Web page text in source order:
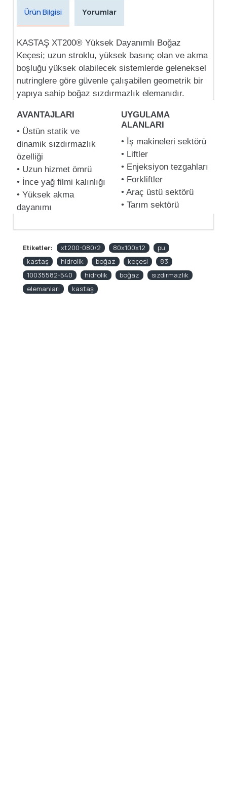
Ürün Bilgisi Yorumlar
KASTAŞ XT200® Yüksek Dayanımlı Boğaz
Keçesi; uzun stroklu, yüksek basınç olan ve akma
boşluğu yüksek olabilecek sistemlerde geleneksel
nutringlere göre güvenle çalışabilen geometrik bir
yapıya sahip boğaz sızdırmazlık elemanıdır.
AVANTAJLARI
• Üstün statik ve
dinamik sızdırmazlık
özelliği
• Uzun hizmet ömrü
• İnce yağ filmi kalınlığı
• Yüksek akma
dayanımı
UYGULAMA
ALANLARI
• İş makineleri sektörü
• Liftler
• Enjeksiyon tezgahları
• Forkliftler
• Araç üstü sektörü
• Tarım sektörü
Etiketler: xt200-080/2 80x100x12
pu
kastaş
hidrolik boğaz keçesi
83
10035582-540
hidrolik boğaz
sızdırmazlık
elemanları
kastaş